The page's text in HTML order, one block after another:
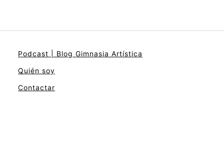
Podcast | Blog Gimnasia Artística
Quién soy
Contactar